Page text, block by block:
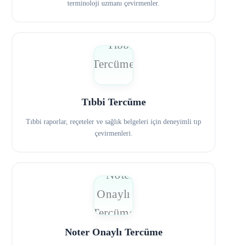
terminoloji uzmanı çevirmenler.
Tıbbi Tercüme
Tıbbi raporlar, reçeteler ve sağlık belgeleri için deneyimli tıp
çevirmenleri.
Noter Onaylı Tercüme